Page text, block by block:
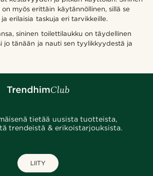
myös erittäin käytännöllinen, sillä se
erilaisia taskuja eri tarvikkeille.
sininen toilettilaukku on täydellinen
jo tänään ja nauti sen tyylikkyydestä ja
tietää uusista tuotteista,
trendeistä & erikoistarjouksista.
LIITY